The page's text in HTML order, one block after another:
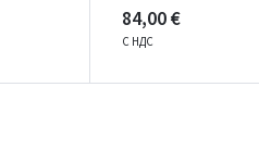
84,00 €
С НДС